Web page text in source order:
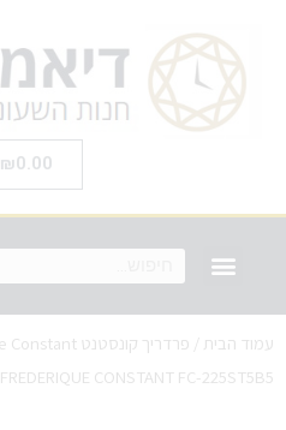
₪0.00
עמוד הבית פרדריך קונסטנט Frederique Constant
FREDERIQUE CONSTANT FC-225ST5B5